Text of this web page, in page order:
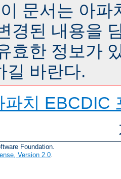
이 문서는 아파
경된 내용을
효한 정보가
길 바란다.
파치 EBCDIC
Foundation.
Version 2.0.